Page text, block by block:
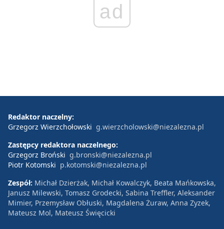
ad
Redaktor naczelny:
Grzegorz Wierzchołowski g.wierzcholowski@niezalezna.pl
Zastępcy redaktora naczelnego:
Grzegorz Broński g.bronski@niezalezna.pl
Piotr Kotomski p.kotomski@niezalezna.pl
Zespół: Michał Dzierżak, Michał Kowalczyk, Beata Mańkowska,
Janusz Milewski, Tomasz Grodecki, Sabina Treffler, Aleksander
Mimier, Przemysław Obłuski, Magdalena Żuraw, Anna Zyzek,
Mateusz Mol, Mateusz Święcicki